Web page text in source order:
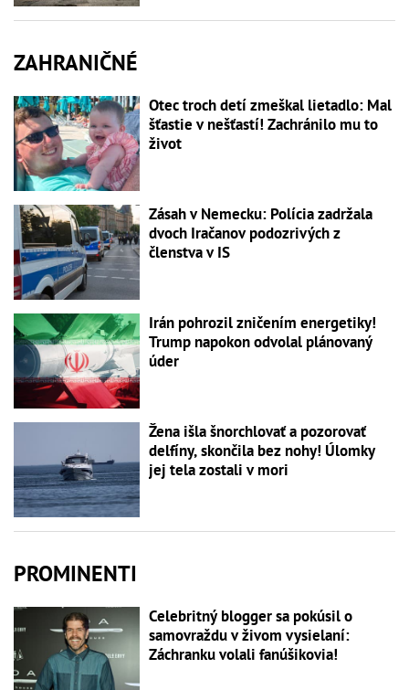
ZAHRANIČNÉ
Otec troch detí zmeškal lietadlo: Mal
šťastie v nešťastí! Zachránilo mu to
život
Zásah v Nemecku: Polícia zadržala
dvoch Iračanov podozrivých z
členstva v IS
Irán pohrozil zničením energetiky!
Trump napokon odvolal plánovaný
úder
Žena išla šnorchlovať a pozorovať
delfíny, skončila bez nohy! Úlomky
jej tela zostali v mori
PROMINENTI
Celebritný blogger sa pokúsil o
samovraždu v živom vysielaní:
Záchranku volali fanúšikovia!